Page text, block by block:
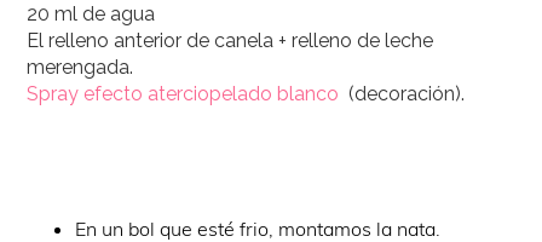
20 ml de agua
El relleno anterior de canela + relleno de leche
merengada.
Spray efecto aterciopelado blanco (decoración).
En un bol que esté frio, montamos la nata.